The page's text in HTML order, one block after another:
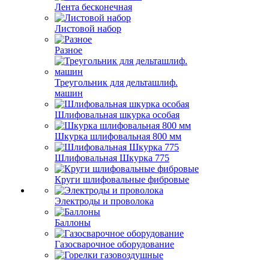
Лента бесконечная
Листовой набор
Разное
Треугольник для дельташлиф.
машин
Шлифовальная шкурка особая
Шкурка шлифовальная 800 мм
Шлифовальная Шкурка 775
Круги шлифовальные фибровые
Электроды и проволока
Баллоны
Газосварочное оборудование